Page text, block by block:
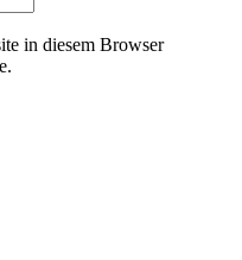
in diesem Browser